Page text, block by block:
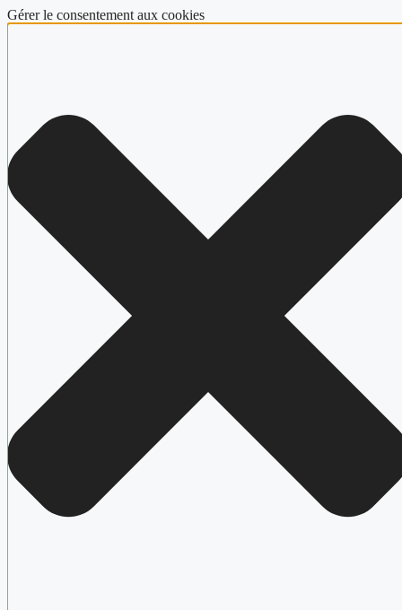
Gérer le consentement aux cookies